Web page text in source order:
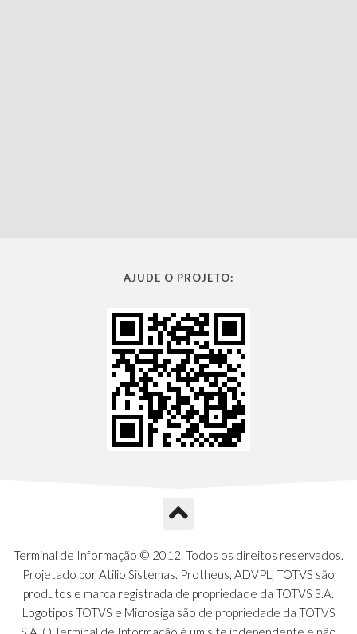
AJUDE O PROJETO:
Terminal de Informação © 2012. Todos os direitos reservados.
Projetado por Atilio Sistemas. Protheus, ADVPL, TOTVS são
produtos e marca registrada de propriedade da TOTVS S.A.
Logotipos TOTVS e Microsiga são de propriedade da TOTVS